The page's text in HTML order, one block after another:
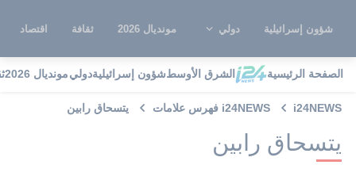
شؤون إسرائيلية دولي مونديال 2026 ثقافة اقتصاد
الصفحة الرئيسية الشرق الأوسطشؤون إسرائيليةدوليمونديال 2026
i24NEWS i24NEWS فهرس علامات يتسحاق رابين
يتسحاق رابين